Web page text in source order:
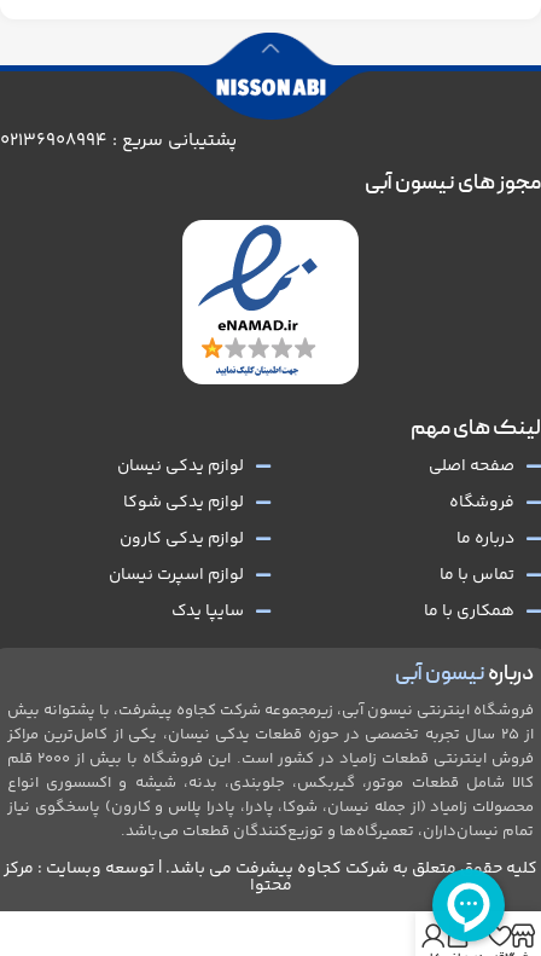
پشتیبانی سریع : 02136908994
دربارهنیسون آبی
فروشگاه اینترنتی نیسون آبی، زیرمجموعه شرکت کجاوه پیشرفت، با پشتوانه بیش
از ۲۵ سال تجربه تخصصی در حوزه قطعات یدکی نیسان، یکی از کامل‌ترین مراکز
فروش اینترنتی قطعات زامیاد در کشور است. این فروشگاه با بیش از 2۰۰۰ قلم
کالا شامل قطعات موتور، گیربکس، جلو‌بندی، بدنه، شیشه و اکسسوری انواع
محصولات زامیاد (از جمله نیسان، شوکا، پادرا، پادرا پلاس و کارون) پاسخگوی نیاز
تمام نیسان‌داران، تعمیرگاه‌ها و توزیع‌کنندگان قطعات می‌باشد.
لینک های مهم
صفحه اصلی
فروشگاه
درباره ما
تماس با ما
همکاری با ما
لوازم یدکی نیسان
لوازم یدکی شوکا
لوازم یدکی کارون
لوازم اسپرت نیسان
سایپا یدک
مجوز های نیسون آبی
کلیه حقوق متعلق به شرکت کجاوه پیشرفت می باشد. | توسعه وبسایت : مرکز
محتوا
0